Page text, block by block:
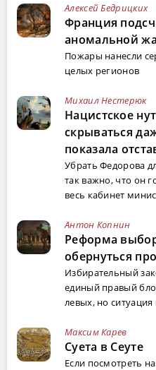
Алексей Бедрицких
Франция
аномальной
Пожары нанесли
целых регионов
Михаил Нестерюк
Нацистское
скрываться
показала
Убрать Федорова
так важно, что он
весь кабинет
Антон Копнин
Реформа
обернуться
Избирательный
единый правый
левых, но ситуация
Максим Карев
Суета в Сеуте
Если посмотреть